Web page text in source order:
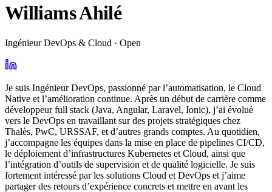
Williams Ahilé
Ingénieur DevOps & Cloud · Open
Je suis Ingénieur DevOps, passionné par l’automatisation, le Cloud
Native et l’amélioration continue. Après un début de carrière comme
développeur full stack (Java, Angular, Laravel, Ionic), j’ai évolué
vers le DevOps en travaillant sur des projets stratégiques chez
Thalès, PwC, URSSAF, et d’autres grands comptes. Au quotidien,
j’accompagne les équipes dans la mise en place de pipelines CI/CD,
le déploiement d’infrastructures Kubernetes et Cloud, ainsi que
l’intégration d’outils de supervision et de qualité logicielle. Je suis
fortement intéressé par les solutions Cloud et DevOps et j’aime
partager des retours d’expérience concrets et mettre en avant les